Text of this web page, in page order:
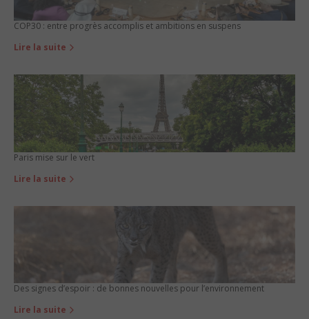
COP30 : entre progrès accomplis et ambitions en suspens
Lire la suite
Paris mise sur le vert
Lire la suite
Des signes d’espoir : de bonnes nouvelles pour l’environnement
Lire la suite